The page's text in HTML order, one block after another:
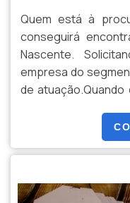
Quem está à
conseguirá
Nascente.
empresa do
de atuação.Quando
Nascente o
ampla